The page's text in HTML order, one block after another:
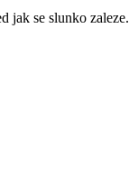
jak se slunko zaleze.